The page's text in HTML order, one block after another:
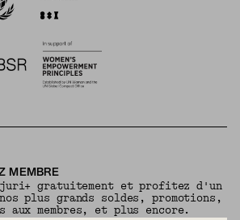
MEMBRE
gratuitement et profitez d'un
plus grands soldes, promotions,
membres, et plus encore.